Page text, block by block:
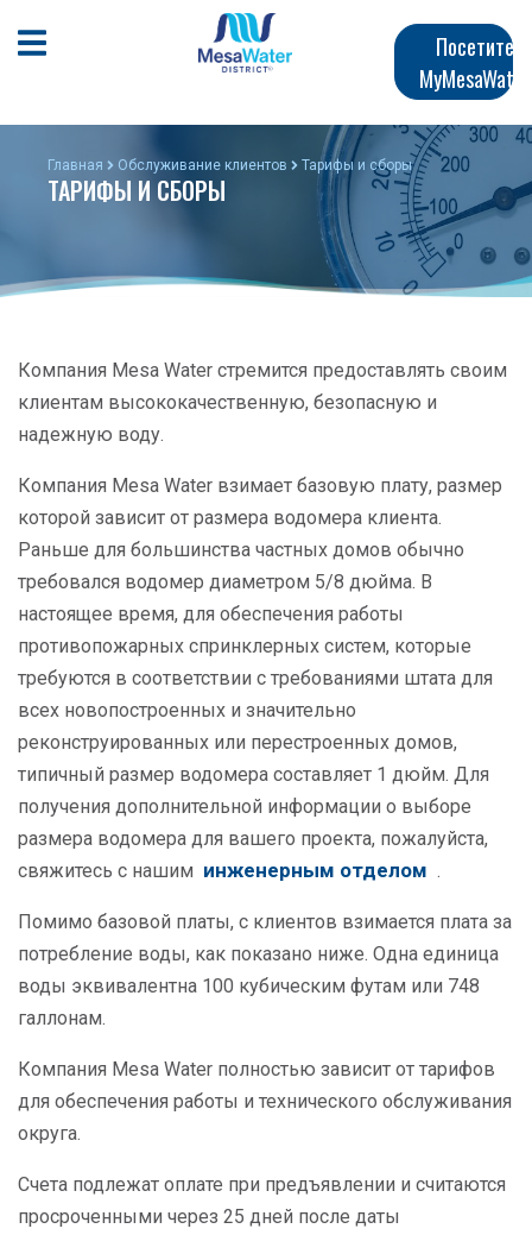
Главная
Открыть мобильное меню
Посетите
MyMesaWater
Главная Обслуживание клиентов Тарифы и сборы
ТАРИФЫ И СБОРЫ
Компания Mesa Water стремится предоставлять своим
клиентам высококачественную, безопасную и
надежную воду.
Компания Mesa Water взимает базовую плату, размер
которой зависит от размера водомера клиента.
Раньше для большинства частных домов обычно
требовался водомер диаметром 5/8 дюйма. В
настоящее время, для обеспечения работы
противопожарных спринклерных систем, которые
требуются в соответствии с требованиями штата для
всех новопостроенных и значительно
реконструированных или перестроенных домов,
типичный размер водомера составляет 1 дюйм. Для
получения дополнительной информации о выборе
размера водомера для вашего проекта, пожалуйста,
свяжитесь с нашим инженерным отделом .
Помимо базовой платы, с клиентов взимается плата за
потребление воды, как показано ниже. Одна единица
воды эквивалентна 100 кубическим футам или 748
галлонам.
Компания Mesa Water полностью зависит от тарифов
для обеспечения работы и технического обслуживания
округа.
Счета подлежат оплате при предъявлении и считаются
просроченными через 25 дней после даты